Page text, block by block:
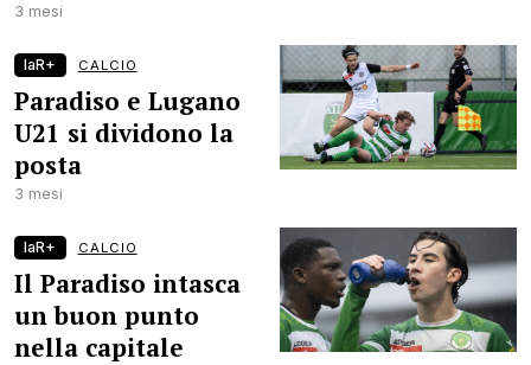
3 mesi
laR+ CALCIO
Paradiso e Lugano
U21 si dividono la
posta
3 mesi
laR+ CALCIO
Il Paradiso intasca
un buon punto
nella capitale